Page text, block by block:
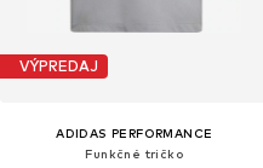
VÝPREDAJ
ADIDAS PERFORMANCE
Funkčné tričko